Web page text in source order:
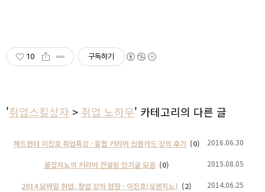
10 구독하기
'취업스킬상자 > 취업 노하우' 카테고리의 다른 글
헤드헌터 이진호 취업특강 - 융합 커리어 신한카드 강의 후기 (0) 2016.06.30
꿀잡지노의 커리어 컨설팅 인기글 모음 (0) 2015.08.05
2014 모바일 취업, 창업 강의 현장 - 이진호(오렌지노) (2) 2014.06.25